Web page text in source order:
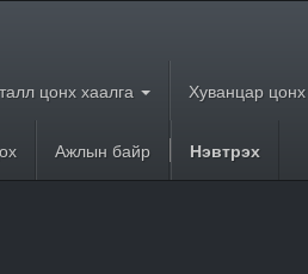
цонх хаалга Хуванцар
Ажлын байр Нэвтрэх